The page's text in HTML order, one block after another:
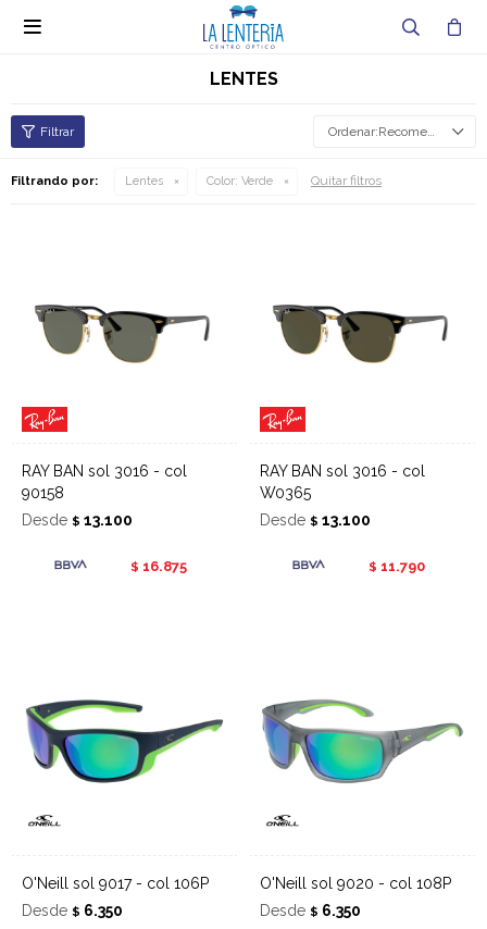

LENTES
Recomendados
Filtrando por: Lentes Color: Verde Quitar filtros
RAY BAN sol 3016 - col
90158
Desde $ 13.100
$ 16.875
RAY BAN sol 3016 - col
W0365
Desde $ 13.100
$ 11.790
O'Neill sol 9017 - col 106P
Desde $ 6.350
O'Neill sol 9020 - col 108P
Desde $ 6.350